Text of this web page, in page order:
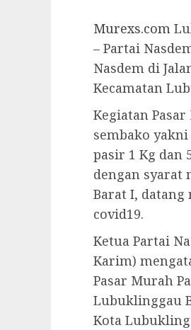
Murexs.com
– Partai
Nasdem di
Kecamatan
Kegiatan
sembako
pasir 1 Kg dan
dengan syarat
Barat I,
covid19.
Ketua Partai
Karim)
Pasar Murah
Lubuklinggau
Kota